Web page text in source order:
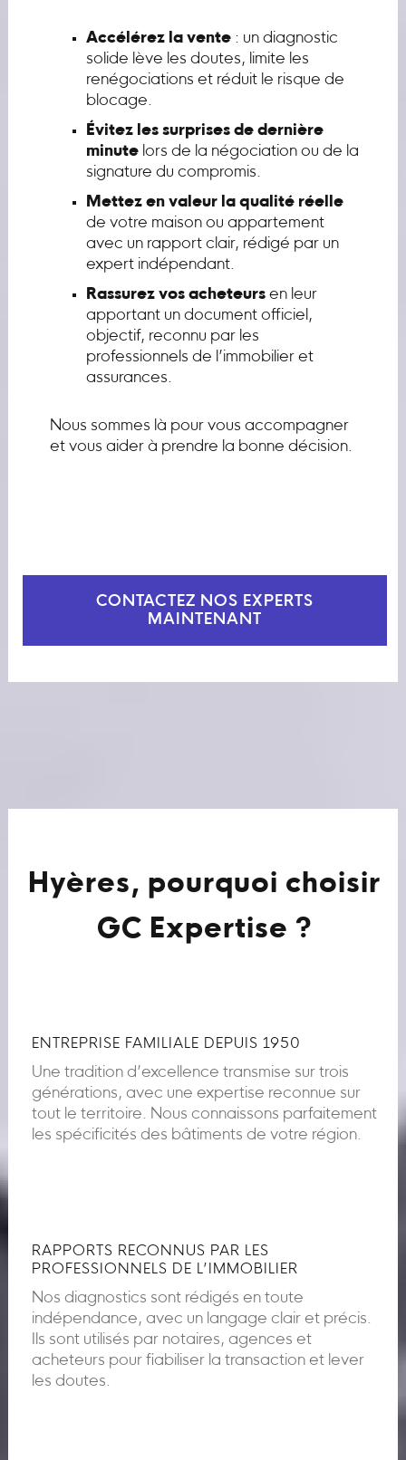
Accélérez la vente: un diagnostic
solide lève les doutes, limite les
renégociations et réduit le risque de
blocage.
Évitez les surprises de dernière
minutelors de la négociation ou de la
signature du compromis.
Mettez en valeur la qualité réelle
de votre maison ou appartement
avec un rapport clair, rédigé par un
expert indépendant.
Rassurez vos acheteursen leur
apportant un document officiel,
objectif, reconnu par les
professionnels de l’immobilier et
assurances.
Nous sommes là pour vous accompagner
et vous aider à prendre la bonne décision.
CONTACTEZ NOS EXPERTS
MAINTENANT
Hyères, pourquoi choisir
GC Expertise ?
ENTREPRISE FAMILIALE DEPUIS 1950
Une tradition d’excellence transmise sur trois
générations, avec une expertise reconnue sur
tout le territoire. Nous connaissons parfaitement
les spécificités des bâtiments de votre région.
RAPPORTS RECONNUS PAR LES
PROFESSIONNELS DE L’IMMOBILIER
Nos diagnostics sont rédigés en toute
indépendance, avec un langage clair et précis.
Ils sont utilisés par notaires, agences et
acheteurs pour fiabiliser la transaction et lever
les doutes.